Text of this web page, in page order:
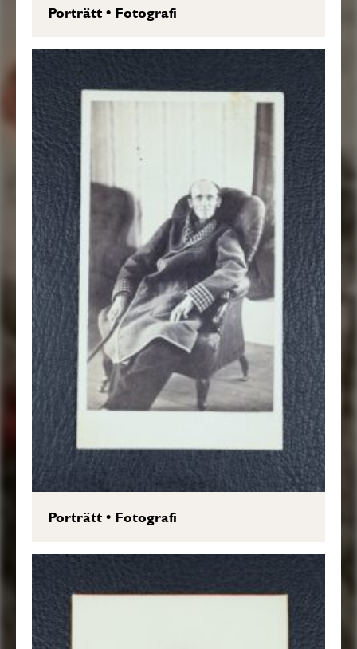
Porträtt• Fotografi
Porträtt• Fotografi